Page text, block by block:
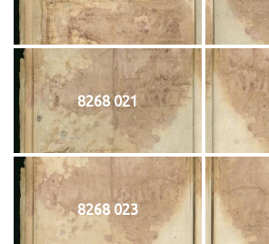
8268 021
8268 023